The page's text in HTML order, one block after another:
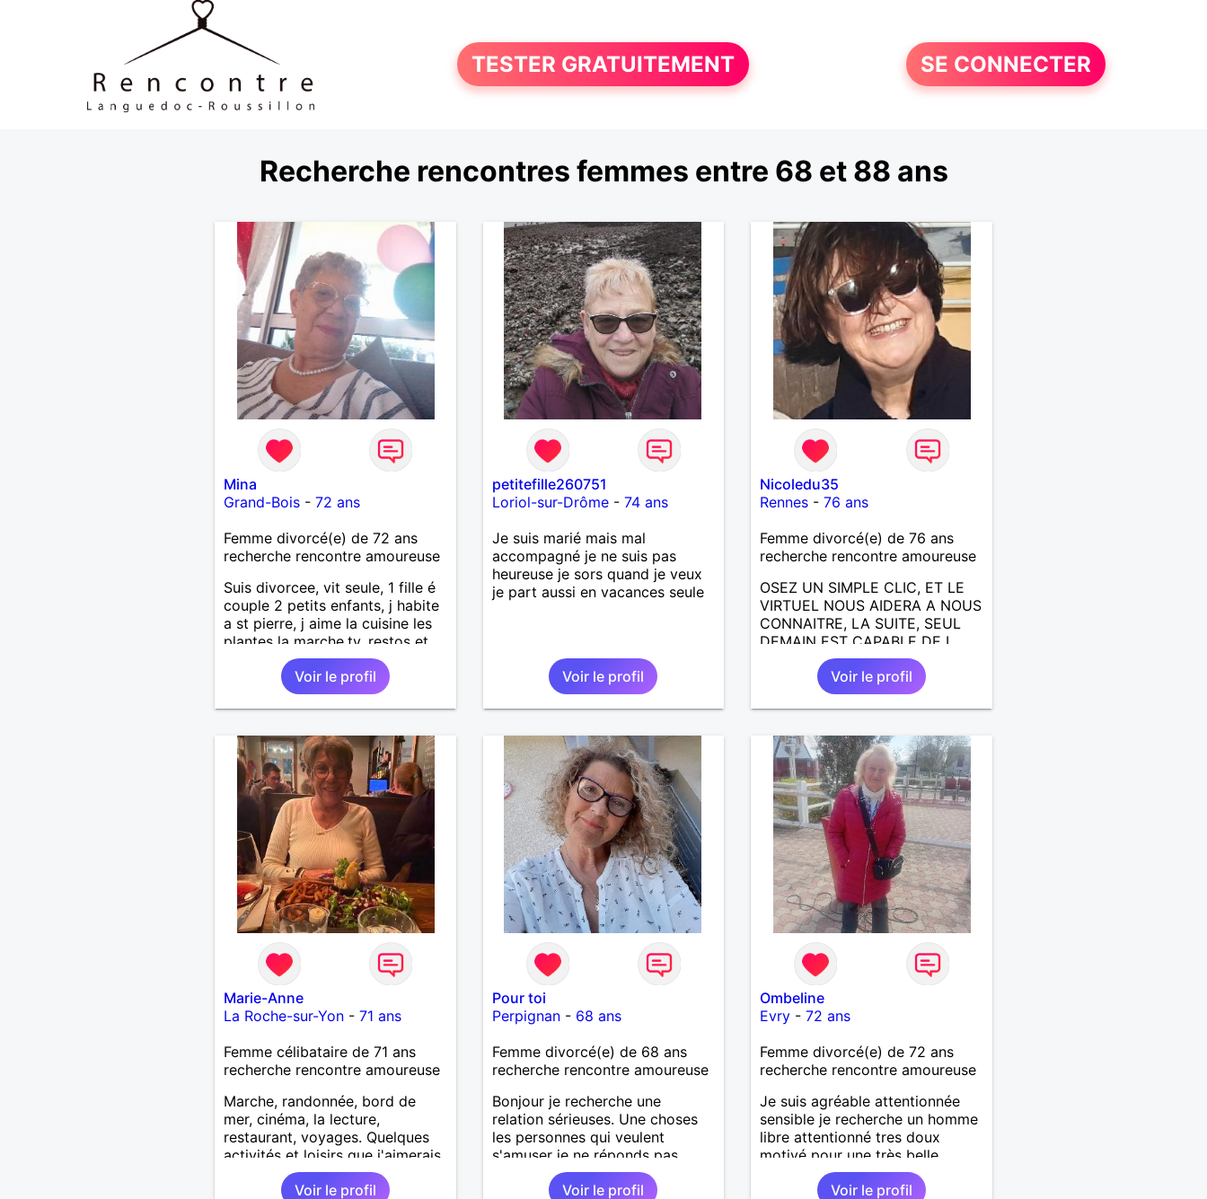
TESTER GRATUITEMENT SE CONNECTER
Recherche rencontres femmes entre 68 et 88 ans
Mina
Grand-Bois- 72 ans
Femme divorcé(e) de 72 ans
recherche rencontre amoureuse
Suis divorcee, vit seule, 1 fille é
couple 2 petits enfants, j habite
a st pierre, j aime la cuisine les
plantes la marche,tv, restos et
voyages 1m65 68 kgse
Voir le profil
petitefille260751
Loriol-sur-Drôme- 74 ans
Je suis marié mais mal
accompagné je ne suis pas
heureuse je sors quand je veux
je part aussi en vacances seule
Voir le profil
Nicoledu35
Rennes -76 ans
Femme divorcé(e) de 76 ans
recherche rencontre amoureuse
OSEZ UN SIMPLE CLIC, ET LE
VIRTUEL NOUS AIDERA A NOUS
CONNAITRE, LA SUITE, SEUL
DEMAIN EST CAPABLE DE L
ECRIRE; J AIMERAIS
RENCONTRER, LA COMPLICITE,
LE PARTAGE DES BELLES
CHOSES DE LA VIE : BALADES,
AILLEURS. ETRE A L ECOUTE
DE L AUTRE, ET LA VIE SERA
PLUS BELLE
ENCORE.....................
Voir le profil
Marie-Anne
La Roche-sur-Yon- 71 ans
Femme célibataire de 71 ans
recherche rencontre amoureuse
Marche, randonnée, bord de
mer, cinéma, la lecture,
restaurant, voyages. Quelques
activités et loisirs que j'aimerais
partager ainsi que les vôtres.
Recevoir mes enfants, mes
Voir le profil
Pour toi
Perpignan- 68 ans
Femme divorcé(e) de 68 ans
recherche rencontre amoureuse
Bonjour je recherche une
relation sérieuses. Une choses
les personnes qui veulent
s'amuser je ne réponds pas....
Voir le profil
Ombeline
Evry -72 ans
Femme divorcé(e) de 72 ans
recherche rencontre amoureuse
Je suis agréable attentionnée
sensible je recherche un homme
libre attentionné tres doux
motivé pour une très belle
longue histoire sérieuse et
Voir le profil